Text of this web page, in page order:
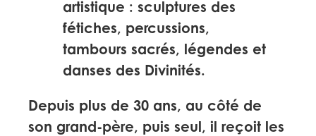
artistique : sculptures des
fétiches, percussions,
tambours sacrés, légendes et
danses des Divinités.
Depuis plus de 30 ans, au côté de
son grand-père, puis seul, il reçoit les